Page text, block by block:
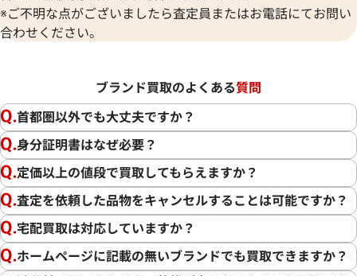
※ご不明な点がございましたら査定員またはお電話にてお問い
合わせください。
ブランド買取のよくある質問
首都圏以外でも大丈夫ですか？
身分証明書はなぜ必要？
定価以上の値段で買取してもらえますか？
査定を依頼した品物をキャンセルすることは可能ですか？
宅配買取は対応していますか？
ホームページに記載の無いブランドでも買取できますか？